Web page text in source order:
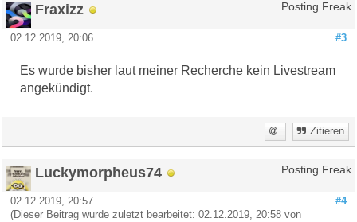
Fraxizz Posting Freak
#3
02.12.2019, 20:06
Es wurde bisher laut meiner Recherche kein Livestream
angekündigt.
Zitieren
Luckymorpheus74 Posting Freak
#4
02.12.2019, 20:57
(Dieser Beitrag wurde zuletzt bearbeitet: 02.12.2019, 20:58 von